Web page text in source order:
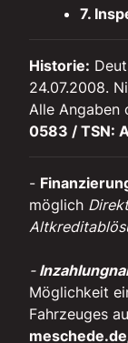
7.
Historie:
24.07.2008.
Alle Angaben
0583 / TSN:
-
möglich
-
Möglichkeit
Fahrzeuges